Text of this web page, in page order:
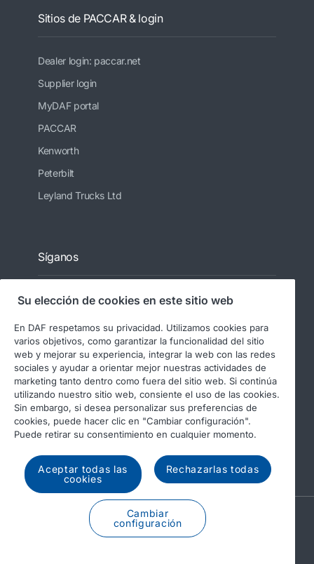
Sitios de PACCAR & login
Dealer login: paccar.net
Supplier login
MyDAF portal
PACCAR
Kenworth
Peterbilt
Leyland Trucks Ltd
Síganos
© 2026 DAF
Aviso legal
Declaración de privacidad
Condiciones generales
Uso de cookies en DAF
Informes regulatorios
A PACCAR COMPANY
DRIVEN BY QUALITY
Su elección de cookies en este sitio web
En DAF respetamos su privacidad. Utilizamos cookies para
varios objetivos, como garantizar la funcionalidad del sitio
web y mejorar su experiencia, integrar la web con las redes
sociales y ayudar a orientar mejor nuestras actividades de
marketing tanto dentro como fuera del sitio web. Si continúa
utilizando nuestro sitio web, consiente el uso de las cookies.
Sin embargo, si desea personalizar sus preferencias de
cookies, puede hacer clic en "Cambiar configuración".
Puede retirar su consentimiento en cualquier momento.
Aceptar todas las
cookies
Rechazarlas todas
Cambiar
configuración